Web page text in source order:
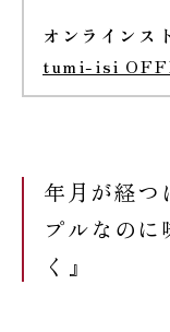
オンラインス
tumi-isi
年月が経つ
プルなのに
く』